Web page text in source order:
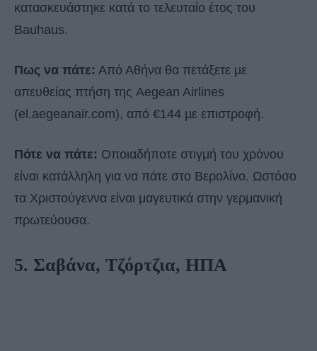
κατασκευάστηκε κατά το τελευταίο έτος του
Bauhaus.
Πως να πάτε: Από Αθήνα θα πετάξετε µε
απευθείας πτήση της Aegean Airlines
(el.aegeanair.com), από €144 µε επιστροφή.
Πότε να πάτε: Οποιαδήποτε στιγμή του χρόνου
είναι κατάλληλη για να πάτε στο Βερολίνο. Ωστόσο
τα Χριστούγεννα είναι μαγευτικά στην γερμανική
πρωτεύουσα.
5. Σαβάνα, Τζόρτζια, ΗΠΑ